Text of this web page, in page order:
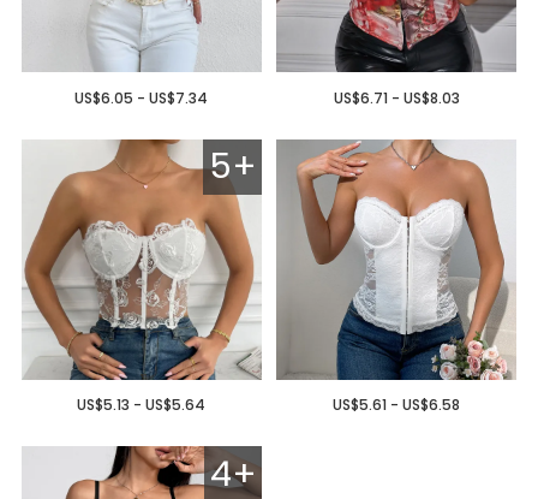
US$6.05 - US$7.34 US$6.71 - US$8.03
5+
US$5.13 - US$5.64 US$5.61 - US$6.58
4+